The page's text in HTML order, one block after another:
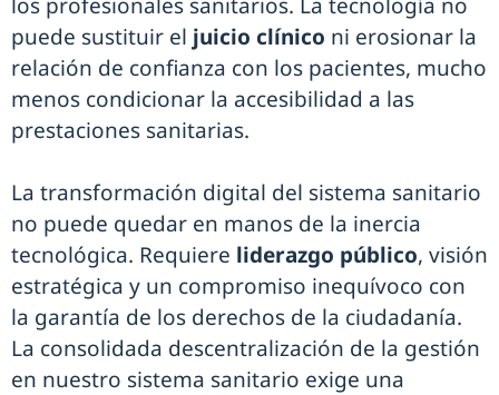
puede sustituir el juicio clínico ni erosionar la
relación de confianza con los pacientes, mucho
menos condicionar la accesibilidad a las
prestaciones sanitarias.
La transformación digital del sistema sanitario
no puede quedar en manos de la inercia
tecnológica. Requiere liderazgo público, visión
estratégica y un compromiso inequívoco con
la garantía de los derechos de la ciudadanía.
La consolidada descentralización de la gestión
en nuestro sistema sanitario exige una